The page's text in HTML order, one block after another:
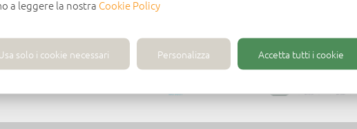
a leggere la nostra Cookie Policy
solo i cookie necessari Personalizza Accetta tutti i cookie
+39 (0)721 204355